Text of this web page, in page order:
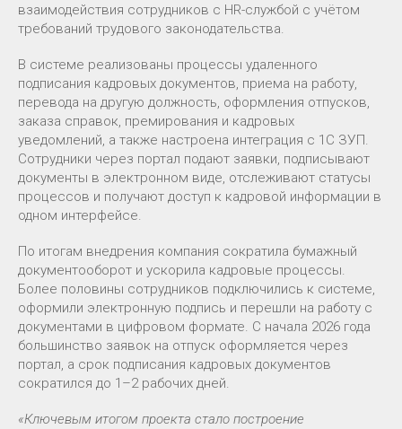
взаимодействия сотрудников с HR-службой с учётом
требований трудового законодательства.
В системе реализованы процессы удаленного
подписания кадровых документов, приема на работу,
перевода на другую должность, оформления отпусков,
заказа справок, премирования и кадровых
уведомлений, а также настроена интеграция с 1С ЗУП.
Сотрудники через портал подают заявки, подписывают
документы в электронном виде, отслеживают статусы
процессов и получают доступ к кадровой информации в
одном интерфейсе.
По итогам внедрения компания сократила бумажный
документооборот и ускорила кадровые процессы.
Более половины сотрудников подключились к системе,
оформили электронную подпись и перешли на работу с
документами в цифровом формате. С начала 2026 года
большинство заявок на отпуск оформляется через
портал, а срок подписания кадровых документов
сократился до 1–2 рабочих дней.
«Ключевым итогом проекта стало построение